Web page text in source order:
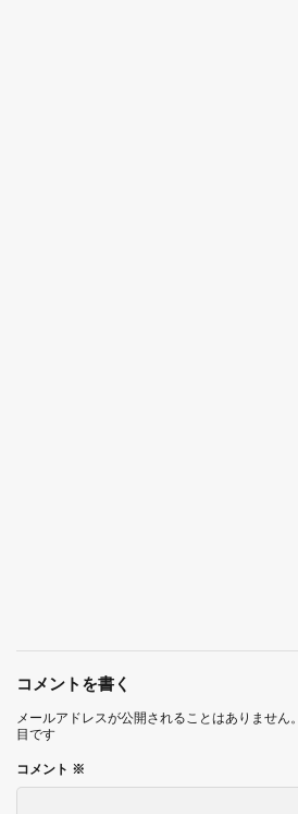
コメントを書く
メールアドレスが公開されることはありません。
目です
コメント ※